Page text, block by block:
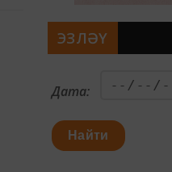
ЭЗЛӘҮ
Дата:
Найти